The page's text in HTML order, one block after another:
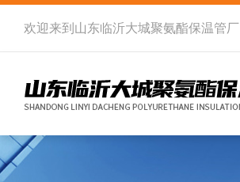
欢迎来到 山东临沂大城聚氨酯保温管厂